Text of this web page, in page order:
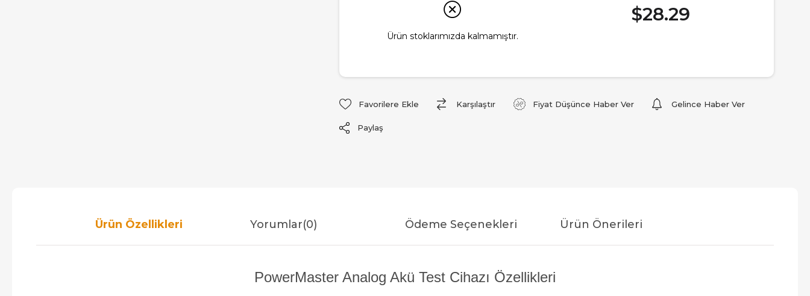
Ürün stoklarımızda kalmamıştır.
$28.29
Favorilere Ekle Karşılaştır Fiyat Düşünce Haber Ver Gelince Haber Ver
Paylaş
Ürün Özellikleri Yorumlar(0) Ödeme Seçenekleri Ürün Önerileri
PowerMaster Analog Akü Test Cihazı Özellikleri